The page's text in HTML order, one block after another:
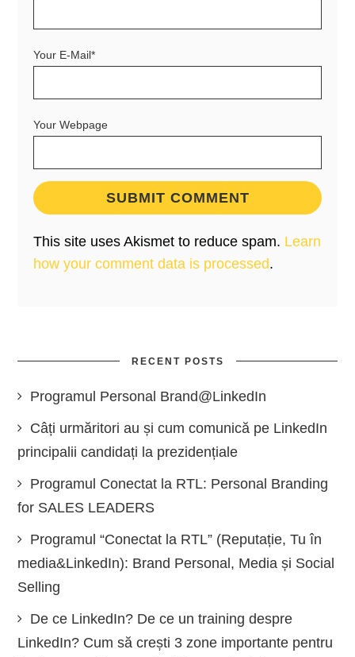
Your E-Mail*
Your Webpage
This site uses Akismet to reduce spam. Learn
how your comment data is processed.
RECENT POSTS
Programul Personal Brand@LinkedIn
Câți urmăritori au și cum comunică pe LinkedIn
principalii candidați la prezidențiale
Programul Conectat la RTL: Personal Branding
for SALES LEADERS
Programul “Conectat la RTL” (Reputație, Tu în
media&LinkedIn): Brand Personal, Media și Social
Selling
De ce LinkedIn? De ce un training despre
LinkedIn? Cum să crești 3 zone importante pentru